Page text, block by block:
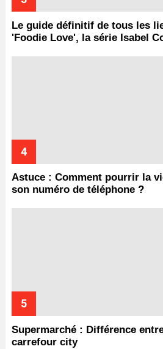
Le guide définitif de tous les
'Foodie Love', la série Isabel
Astuce : Comment pourrir la
son numéro de téléphone ?
Supermarché : Différence
carrefour city